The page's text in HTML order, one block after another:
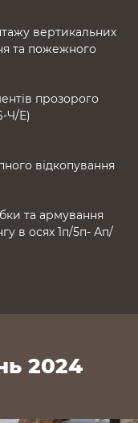
вертикальних
та пожежного
прозорого
Ч/Е)
відкопування
та армування
в осях 1п/5п- Ап/
2024